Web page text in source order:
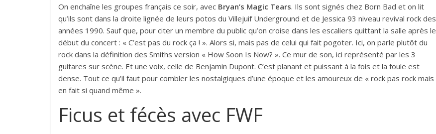
On enchaîne les groupes français ce soir, avec Bryan’s Magic Tears. Ils sont signés chez Born Bad et on lit
qu’ils sont dans la droite lignée de leurs potos du Villejuif Underground et de Jessica 93 niveau revival rock des
années 1990. Sauf que, pour citer un membre du public qu’on croise dans les escaliers quittant la salle après le
début du concert : « C’est pas du rock ça ! ». Alors si, mais pas de celui qui fait pogoter. Ici, on parle plutôt du
rock dans la définition des Smiths version « How Soon Is Now? ». Ce mur de son, ici représenté par les 3
guitares sur scène. Et une voix, celle de Benjamin Dupont. C’est planant et puissant à la fois et la foule est
dense. Tout ce qu’il faut pour combler les nostalgiques d’une époque et les amoureux de « rock pas rock mais
en fait si quand même ».
Ficus et fécès avec FWF